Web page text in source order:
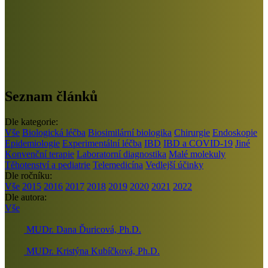
Seznam článků
Dle kategorie:
Vše Biologická léčba Biosimilární biologika Chirurgie Endoskopie
Epidemiologie Experimentální léčba IBD IBD a COVID-19 Jiné
Konvenční terapie Laboratorní diagnostika Malé molekuly
Těhotenství a pediatrie Telemedicína Vedlejší účinky
Dle ročníku:
Vše 2015 2016 2017 2018 2019 2020 2021 2022
Dle autora:
Vše
MUDr. Dana Ďuricová, Ph.D.
MUDr. Kristýna Kubíčková, Ph.D.